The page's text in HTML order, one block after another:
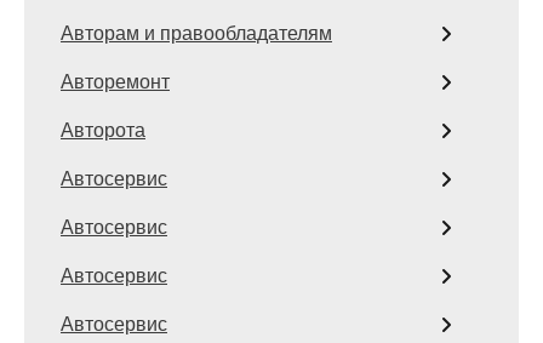
Авторам и правообладателям
Авторемонт
Авторота
Автосервис
Автосервис
Автосервис
Автосервис